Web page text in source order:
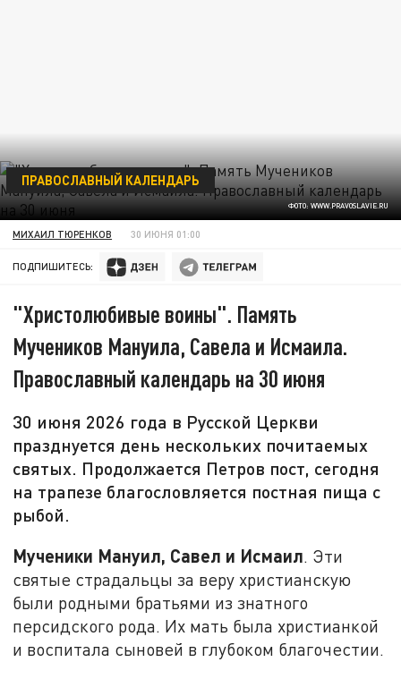
ФОТО: WWW.PRAVOSLAVIE.RU
ПРАВОСЛАВНЫЙ КАЛЕНДАРЬ
МИХАИЛ ТЮРЕНКОВ 30 ИЮНЯ 01:00
ПОДПИШИТЕСЬ:
"Христолюбивые воины". Память
Мучеников Мануила, Савела и Исмаила.
Православный календарь на 30 июня
30 июня 2026 года в Русской Церкви
празднуется день нескольких почитаемых
святых. Продолжается Петров пост, сегодня
на трапезе благословляется постная пища с
рыбой.
Мученики Мануил, Савел и Исмаил. Эти
святые страдальцы за веру христианскую
были родными братьями из знатного
персидского рода. Их мать была христианкой
и воспитала сыновей в глубоком благочестии.